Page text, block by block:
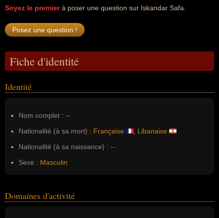
Soyez le premierà poser une question sur Iskandar Safa.
Fiche d'identité
Identité
Nom complet : --
Nationalité (à sa mort) : Française
Libanaise
Nationalité (à sa naissance) : --
Sexe : Masculin
Domaines d'activité